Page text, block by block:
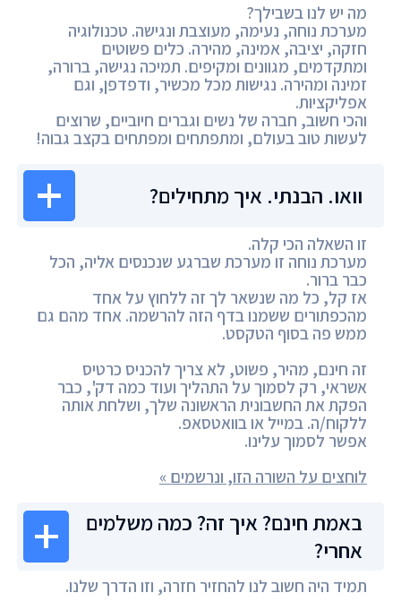
מה יש לנו בשבילך?
מערכת נוחה, נעימה, מעוצבת ונגישה. טכנולוגיה
חזקה, יציבה, אמינה, מהירה. כלים פשוטים
ומתקדמים, מגוונים ומקיפים. תמיכה נגישה, ברורה,
זמינה ומהירה. נגישות מכל מכשיר, ודפדפן, וגם
אפליקציות.
והכי חשוב, חברה של נשים וגברים חיוביים, שרוצים
לעשות טוב בעולם, ומתפתחים ומפתחים בקצב גבוה!
וואו. הבנתי. איך מתחילים?
זו השאלה הכי קלה.
מערכת נוחה זו מערכת שברגע שנכנסים אליה, הכל
כבר ברור.
אז קל, כל מה שנשאר לך זה ללחוץ על אחד
מהכפתורים ששמנו בדף הזה להרשמה. אחד מהם גם
ממש פה בסוף הטקסט.
זה חינם, מהיר, פשוט, לא צריך להכניס כרטיס
אשראי, רק לסמוך על התהליך ועוד כמה דק', כבר
הפקת את החשבונית הראשונה שלך, ושלחת אותה
ללקוח/ה. במייל או בוואטסאפ.
אפשר לסמוך עלינו.
לוחצים על השורה הזו, ונרשמים »
באמת חינם? איך זה? כמה משלמים
אחרי?
תמיד היה חשוב לנו להחזיר חזרה, וזו הדרך שלנו.